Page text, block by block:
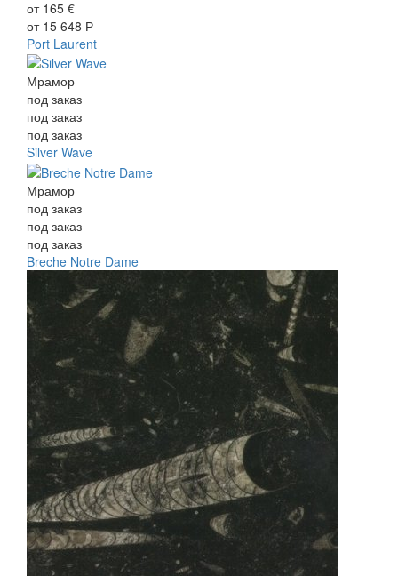
от 165 €
от 15 648 Р
Port Laurent
Мрамор
под заказ
под заказ
под заказ
Silver Wave
Мрамор
под заказ
под заказ
под заказ
Breche Notre Dame